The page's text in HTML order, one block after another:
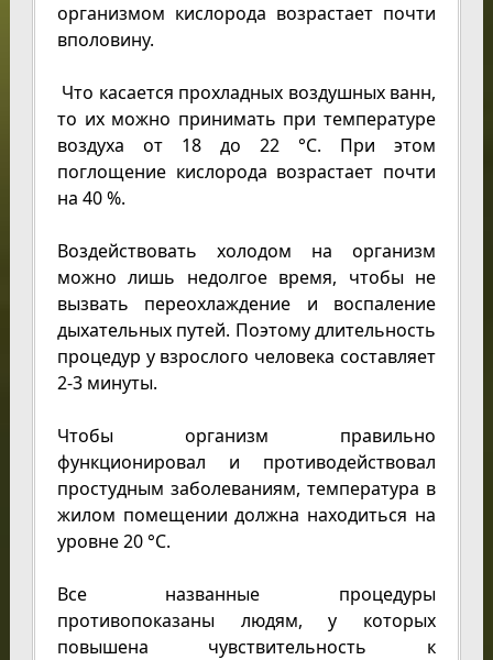
организмом кислорода возрастает почти
вполовину.
Что касается прохладных воздушных ванн,
то их можно принимать при температуре
воздуха от 18 до 22 °С. При этом
поглощение кислорода возрастает почти
на 40 %.
Воздействовать холодом на организм
можно лишь недолгое время, чтобы не
вызвать переохлаждение и воспаление
дыхательных путей. Поэтому длительность
процедур у взрослого человека составляет
2-3 минуты.
Чтобы организм правильно
функционировал и противодействовал
простудным заболеваниям, температура в
жилом помещении должна находиться на
уровне 20 °С.
Все названные процедуры
противопоказаны людям, у которых
повышена чувствительность к